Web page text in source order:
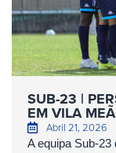
SUB-23 |
EM VILA MEÃ
Abril 21, 2026
A equipa Sub-